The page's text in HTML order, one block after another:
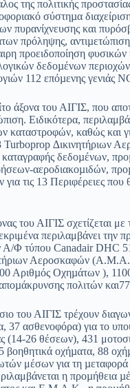
της πολιτικής
σύστηµα
πυρανίχνευσης και
πρόληψης,
προειδοποίηση
δεδοµένων
112 επόµενης γενιάς
άξονα του ΑΙΓΙΣ, που
Ειδικότερα,
καταστροφών, καθώς και
∆ικινητήριων
δεδοµένων,
αεροδιακοµιδών,
για τις 13 Περιφέρειες
του ΑΙΓΙΣ σχετίζεται
περιλαμβάνει
Α/Φ τύπου Canadair DHC
Αεροσκαφών (Α.Μ.Α.)
Αριθµός Οχηµάτων ),
πολιτών
του ΑΙΓΙΣ τρέχουν
37 ασθενοφόρα) για το
(14-26 θέσεων), 431
οχήµατα, 88
μέσων για τη
η προµήθεια